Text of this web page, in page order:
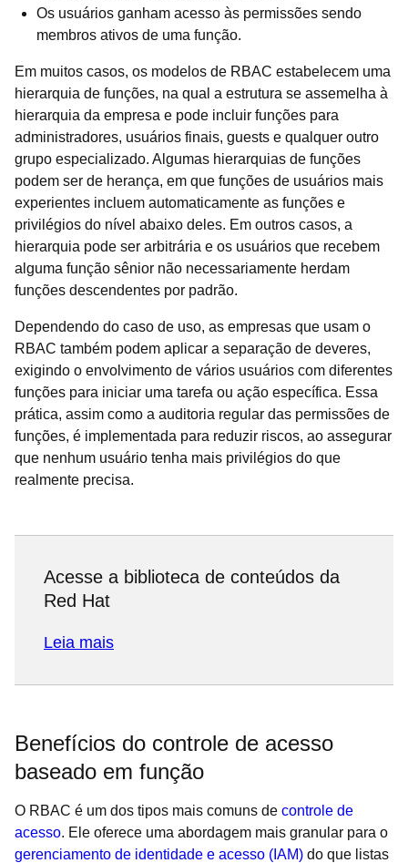
Os usuários ganham acesso às permissões sendo
membros ativos de uma função.
Em muitos casos, os modelos de RBAC estabelecem uma
hierarquia de funções, na qual a estrutura se assemelha à
hierarquia da empresa e pode incluir funções para
administradores, usuários finais, guests e qualquer outro
grupo especializado. Algumas hierarquias de funções
podem ser de herança, em que funções de usuários mais
experientes incluem automaticamente as funções e
privilégios do nível abaixo deles. Em outros casos, a
hierarquia pode ser arbitrária e os usuários que recebem
alguma função sênior não necessariamente herdam
funções descendentes por padrão.
Dependendo do caso de uso, as empresas que usam o
RBAC também podem aplicar a separação de deveres,
exigindo o envolvimento de vários usuários com diferentes
funções para iniciar uma tarefa ou ação específica. Essa
prática, assim como a auditoria regular das permissões de
funções, é implementada para reduzir riscos, ao assegurar
que nenhum usuário tenha mais privilégios do que
realmente precisa.
Acesse a biblioteca de conteúdos da
Red Hat
Leia mais
Benefícios do controle de acesso
baseado em função
O RBAC é um dos tipos mais comuns de controle de
acesso. Ele oferece uma abordagem mais granular para o
gerenciamento de identidade e acesso (IAM) do que listas